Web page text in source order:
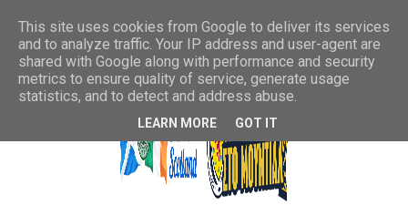
This site uses cookies from Google to deliver its services
and to analyze traffic. Your IP address and user-agent are
shared with Google along with performance and security
metrics to ensure quality of service, generate usage
statistics, and to detect and address abuse.
LEARN MORE GOT IT